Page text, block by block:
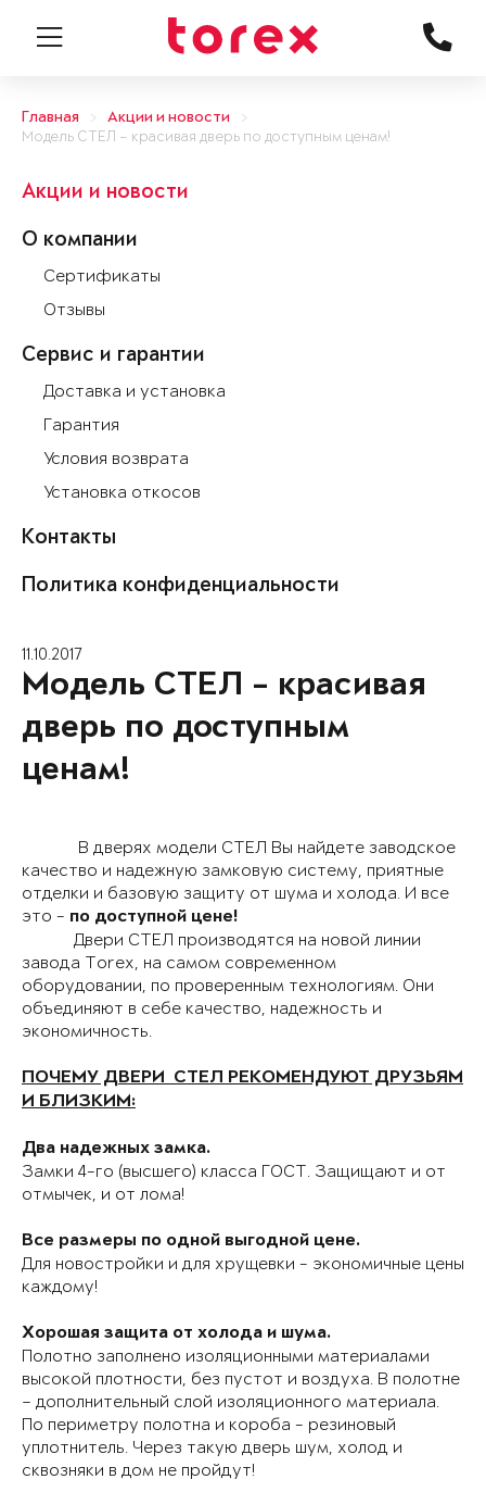
Главная
Акции и новости
Модель СТЕЛ – красивая дверь по доступным ценам!
Акции и новости
О компании
Сертификаты
Отзывы
Сервис и гарантии
Доставка и установка
Гарантия
Условия возврата
Установка откосов
Контакты
Политика конфиденциальности
11.10.2017
Модель СТЕЛ – красивая
дверь по доступным
ценам!
В дверях модели СТЕЛ Вы найдете заводское
качество и надежную замковую систему, приятные
отделки и базовую защиту от шума и холода. И все
это - по доступной цене!
Двери СТЕЛ производятся на новой линии
завода Torex, на самом современном
оборудовании, по проверенным технологиям. Они
объединяют в себе качество, надежность и
экономичность.
ПОЧЕМУ ДВЕРИ СТЕЛ РЕКОМЕНДУЮТ ДРУЗЬЯМ
И БЛИЗКИМ:
Два надежных замка.
Замки 4-го (высшего) класса ГОСТ. Защищают и от
отмычек, и от лома!
Все размеры по одной выгодной цене.
Для новостройки и для хрущевки - экономичные цены
каждому!
Хорошая защита от холода и шума.
Полотно заполнено изоляционными материалами
высокой плотности, без пустот и воздуха. В полотне
– дополнительный слой изоляционного материала.
По периметру полотна и короба - резиновый
уплотнитель. Через такую дверь шум, холод и
сквозняки в дом не пройдут!